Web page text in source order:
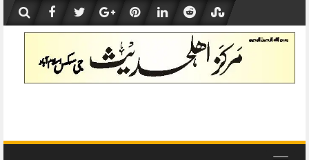
content